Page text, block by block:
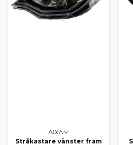
AIXAM
Stråkastare vänster fram